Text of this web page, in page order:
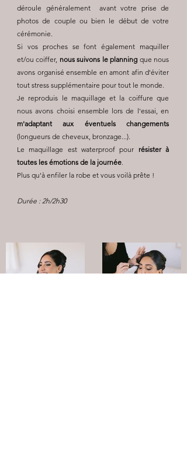
déroule généralement avant votre prise de
photos de couple ou bien le début de votre
cérémonie.
Si vos proches se font également maquiller
et/ou coiffer, nous suivons le planning que nous
avons organisé ensemble en amont afin d'éviter
tout stress supplémentaire pour tout le monde.
Je reproduis le maquillage et la coiffure que
nous avons choisi ensemble lors de l'essai, en
m'adaptant aux éventuels changements
(longueurs de cheveux, bronzage...).
Le maquillage est waterproof pour résister à
toutes les émotions de la journée.
Plus qu'à enfiler la robe et vous voilà prête !
Durée : 2h/2h30